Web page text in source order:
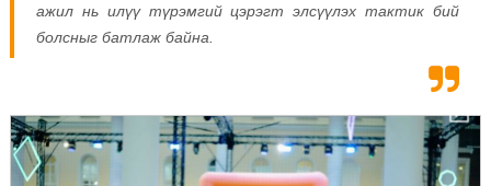
ажил нь илүү түрэмгий цэрэгт элсүүлэх тактик бий
болсныг батлаж байна.